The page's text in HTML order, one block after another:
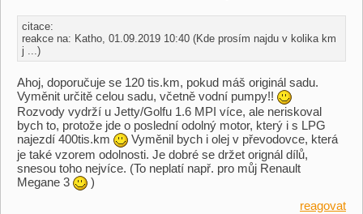
citace:
reakce na: Katho, 01.09.2019 10:40 (Kde prosím najdu v kolika km
j ...)
Ahoj, doporučuje se 120 tis.km, pokud máš originál sadu.
Vyměnit určitě celou sadu, včetně vodní pumpy!!
Rozvody vydrží u Jetty/Golfu 1.6 MPI více, ale neriskoval
bych to, protože jde o poslední odolný motor, který i s LPG
najezdí 400tis.km
Vyměnil bych i olej v převodovce, která
je také vzorem odolnosti. Je dobré se držet orignál dílů,
snesou toho nejvíce. (To neplatí např. pro můj Renault
Megane 3
)
reagovat